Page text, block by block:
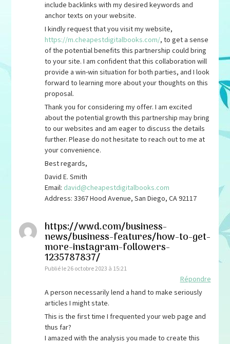
include backlinks with my desired keywords and
anchor texts on your website.
I kindly request that you visit my website,
https://m.cheapestdigitalbooks.com/, to get a sense
of the potential benefits this partnership could bring
to your site. I am confident that this collaboration will
provide a win-win situation for both parties, and I look
forward to learning more about your thoughts on this
proposal.
Thank you for considering my offer. I am excited
about the potential growth this partnership may bring
to our websites and am eager to discuss the details
further. Please do not hesitate to reach out to me at
your convenience.
Best regards,
David E. Smith
Email: david@cheapestdigitalbooks.com
Address: 3367 Hood Avenue, San Diego, CA 92117
https://wwd.com/business-
news/business-features/how-to-get-
more-instagram-followers-
1235787837/
Publié le26 octobre 2023 à 15:21
Répondre
A person necessarily lend a hand to make seriously
articles I might state.
This is the first time I frequented your web page and
thus far?
I amazed with the analysis you made to create this